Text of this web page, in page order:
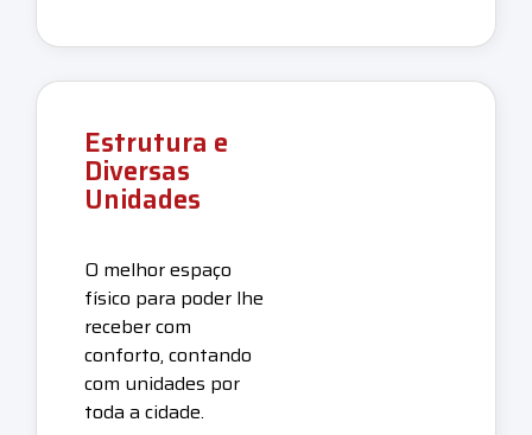
Estrutura e
Diversas
Unidades
O melhor espaço
físico para poder lhe
receber com
conforto, contando
com unidades por
toda a cidade.